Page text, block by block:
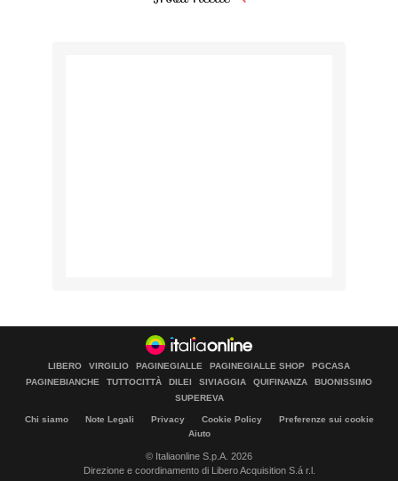
LIBERO VIRGILIO PAGINEGIALLE PAGINEGIALLE SHOP
PGCASA
PAGINEBIANCHE
TUTTOCITTÀ DILEI SIVIAGGIA QUIFINANZA
BUONISSIMO
SUPEREVA
Chi siamo Note Legali Privacy Cookie Policy
Preferenze sui cookie
Aiuto
© Italiaonline S.p.A. 2026
Direzione e coordinamento di Libero Acquisition S.á r.l.